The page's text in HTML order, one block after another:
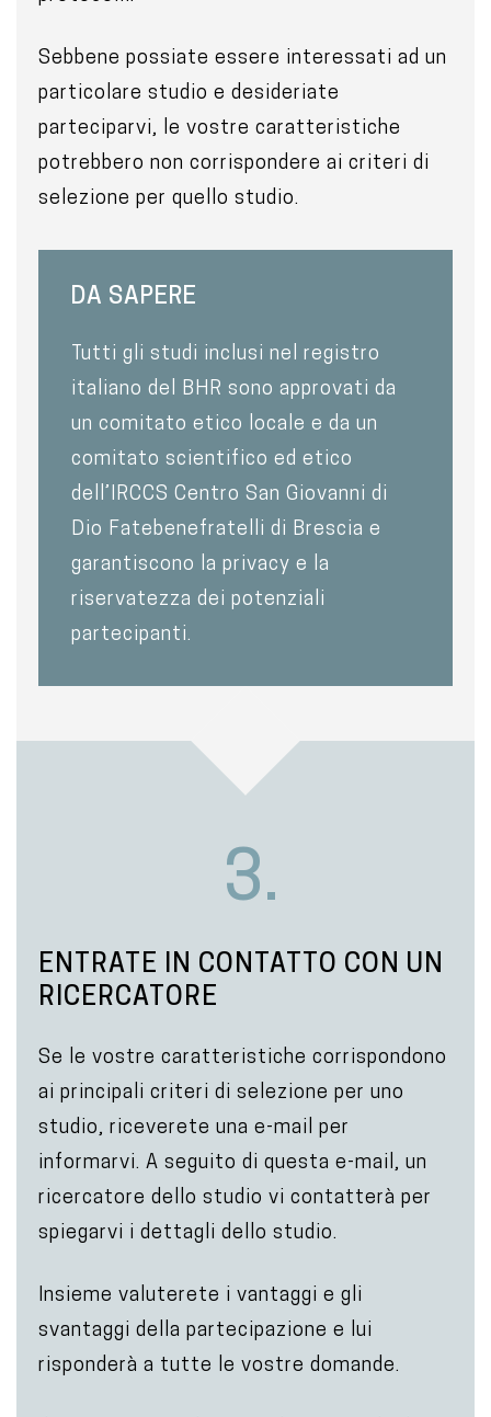
Sebbene possiate essere interessati ad un
particolare studio e desideriate
parteciparvi, le vostre caratteristiche
potrebbero non corrispondere ai criteri di
selezione per quello studio.
DA SAPERE
Tutti gli studi inclusi nel registro
italiano del BHR sono approvati da
un comitato etico locale e da un
comitato scientifico ed etico
dell’IRCCS Centro San Giovanni di
Dio Fatebenefratelli di Brescia e
garantiscono la privacy e la
riservatezza dei potenziali
partecipanti.
3.
ENTRATE IN CONTATTO CON UN
RICERCATORE
Se le vostre caratteristiche corrispondono
ai principali criteri di selezione per uno
studio, riceverete una e-mail per
informarvi. A seguito di questa e-mail, un
ricercatore dello studio vi contatterà per
spiegarvi i dettagli dello studio.
Insieme valuterete i vantaggi e gli
svantaggi della partecipazione e lui
risponderà a tutte le vostre domande.